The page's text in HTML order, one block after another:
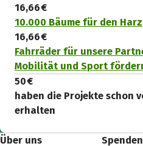
16,66 €
10.000 Bäume für den Harz
16,66 €
Fahrräder für unsere
Mobilität und Sport
50 €
haben die Projekte schon
erhalten
Über uns
Spenden